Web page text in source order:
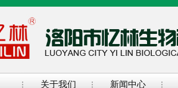
关于我们 新闻中心